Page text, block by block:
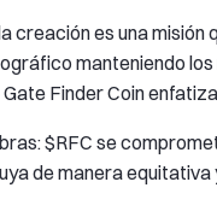
creación es una misión
manteniendo
Finder Coin
$RFC se
de manera equitativa